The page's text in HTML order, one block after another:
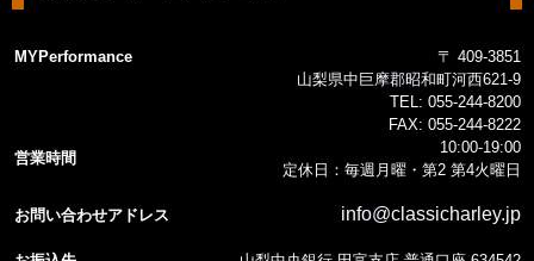
MYPerformance
〒 409-3851
山梨県中巨摩郡昭和町河西621-9
TEL: 055-244-8200
FAX: 055-244-8222
営業時間
10:00-19:00
定休日：毎週月曜・第2 第4火曜日
お問い合わせアドレス info@classicharley.jp